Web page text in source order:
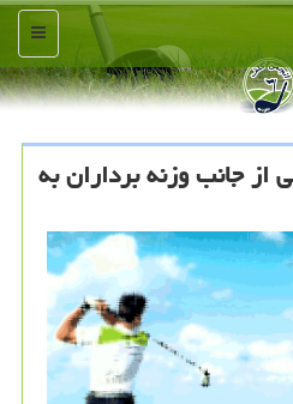
منو
جانب وزنه برداران به